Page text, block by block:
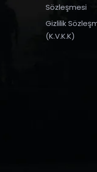
Sözleşmesi
Gizlilik
(K.V.K.K)